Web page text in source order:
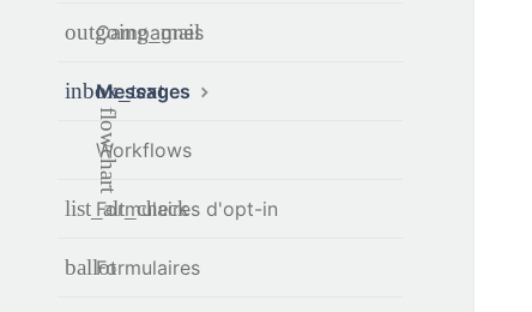
Campagnes
Messages
Workflows
Formulaires d'opt-in
Formulaires